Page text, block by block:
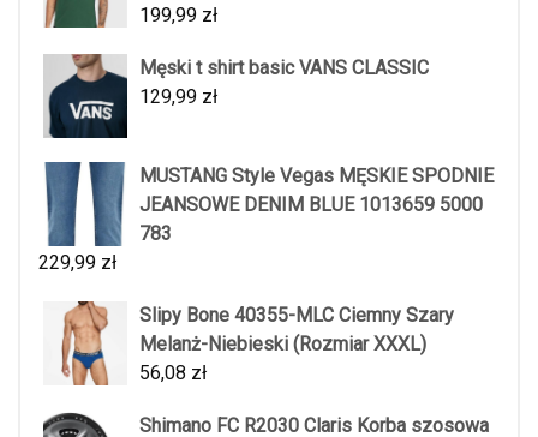
199,99 zł
Męski t shirt basic VANS CLASSIC
129,99 zł
MUSTANG Style Vegas MĘSKIE SPODNIE
JEANSOWE DENIM BLUE 1013659 5000
783
229,99 zł
Slipy Bone 40355-MLC Ciemny Szary
Melanż-Niebieski (Rozmiar XXXL)
56,08 zł
Shimano FC R2030 Claris Korba szosowa